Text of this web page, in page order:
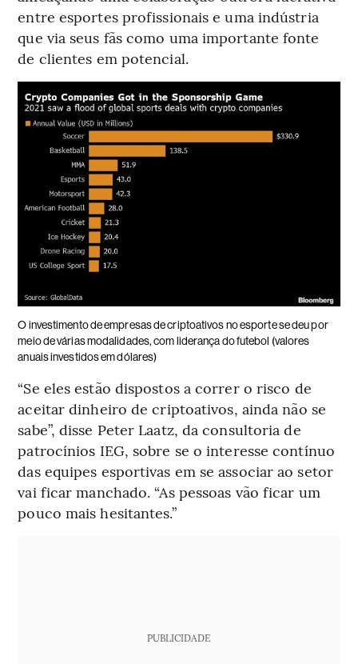
entre esportes profissionais e uma indústria
que via seus fãs como uma importante fonte
de clientes em potencial.
O investimento de empresas de criptoativos no esporte se deu por
meio de várias modalidades, com liderança do futebol (valores
anuais investidos em dólares)
“Se eles estão dispostos a correr o risco de
aceitar dinheiro de criptoativos, ainda não se
sabe”, disse Peter Laatz, da consultoria de
patrocínios IEG, sobre se o interesse contínuo
das equipes esportivas em se associar ao setor
vai ficar manchado. “As pessoas vão ficar um
pouco mais hesitantes.”
PUBLICIDADE